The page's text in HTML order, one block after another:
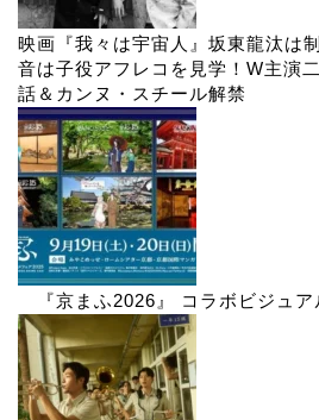
映画『我々は宇宙人』坂東龍汰は
音は子役アフレコを見学！W主演
話＆カンヌ・スチール解禁
『京まふ2026』 コラボビジュア